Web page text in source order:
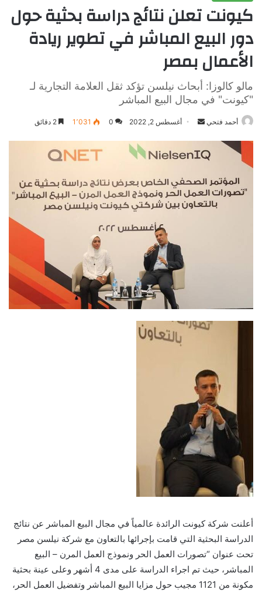
كيونت تعلن نتائج دراسة بحثية حول
دور البيع المباشر في تطوير ريادة
الأعمال بمصر
مالو كالوزا: أبحاث نيلسن تؤكد ثقل العلامة التجارية لـ
"كيونت" في مجال البيع المباشر
أحمد فتحي
أرسل
إلكترونيا
أغسطس 2, 2022 0 1٬031
أعلنت شركة كيونت الرائدة عالمياً في مجال البيع المباشر عن نتائج
الدراسة البحثية التي قامت بإجرائها بالتعاون مع شركة نيلسن مصر
تحت عنوان “تصورات العمل الحر ونموذج العمل المرن – البيع
المباشر، حيث تم اجراء الدراسة على مدى 4 أشهر وعلى عينة بحثية
مكونة من 1121 مجيب حول مزايا البيع المباشر وتفضيل العمل الحر،